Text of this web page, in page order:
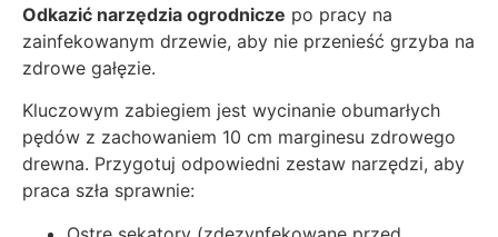
Odkazić narzędzia ogrodnicze po pracy na
zainfekowanym drzewie, aby nie przenieść grzyba na
zdrowe gałęzie.
Kluczowym zabiegiem jest wycinanie obumarłych
pędów z zachowaniem 10 cm marginesu zdrowego
drewna. Przygotuj odpowiedni zestaw narzędzi, aby
praca szła sprawnie: